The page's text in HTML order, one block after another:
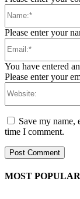
Please enter your
You have entered
Please enter your
Save my name,
time I comment.
MOST POPULAR